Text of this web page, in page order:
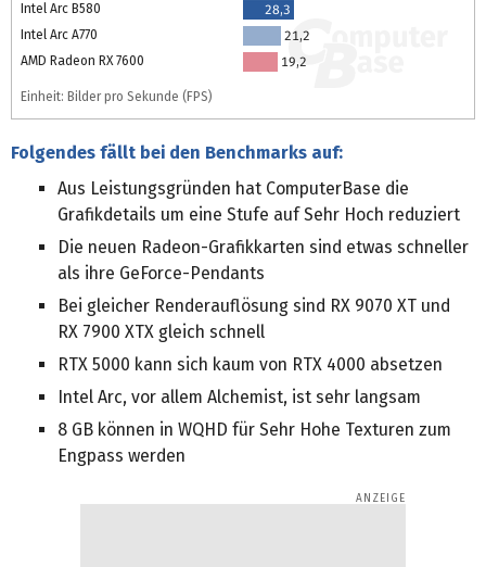
Intel Arc B580
28,3
Intel Arc A770
21,2
AMD Radeon RX 7600
19,2
Einheit: Bilder pro Sekunde (FPS)
Folgendes fällt bei den Benchmarks auf:
Aus Leistungsgründen hat ComputerBase die
Grafikdetails um eine Stufe auf Sehr Hoch reduziert
Die neuen Radeon-Grafikkarten sind etwas schneller
als ihre GeForce-Pendants
Bei gleicher Renderauflösung sind RX 9070 XT und
RX 7900 XTX gleich schnell
RTX 5000 kann sich kaum von RTX 4000 absetzen
Intel Arc, vor allem Alchemist, ist sehr langsam
8 GB können in WQHD für Sehr Hohe Texturen zum
Engpass werden